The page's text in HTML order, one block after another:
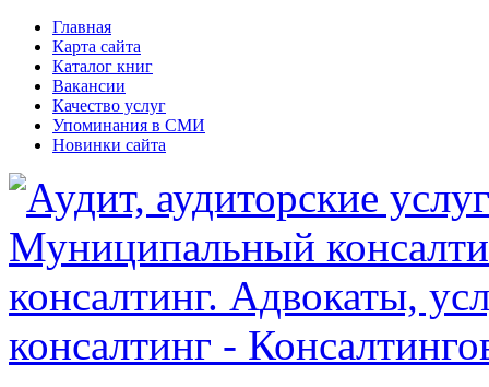
Главная
Карта сайта
Каталог книг
Вакансии
Качество услуг
Упоминания в СМИ
Новинки сайта